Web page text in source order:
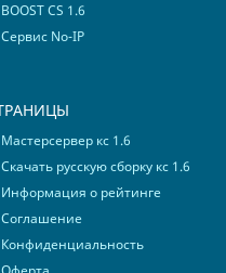
BOOST CS 1.6
Сервис No-IP
Мастерсервер кс 1.6
Скачать русскую сборку кс 1.6
Информация о рейтинге
Соглашение
Конфиденциальность